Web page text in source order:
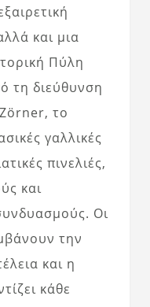
και μια
Πύλη
τη διεύθυνση
το
γαλλικές
πινελιές,
και
Οι
την
και η
κάθε